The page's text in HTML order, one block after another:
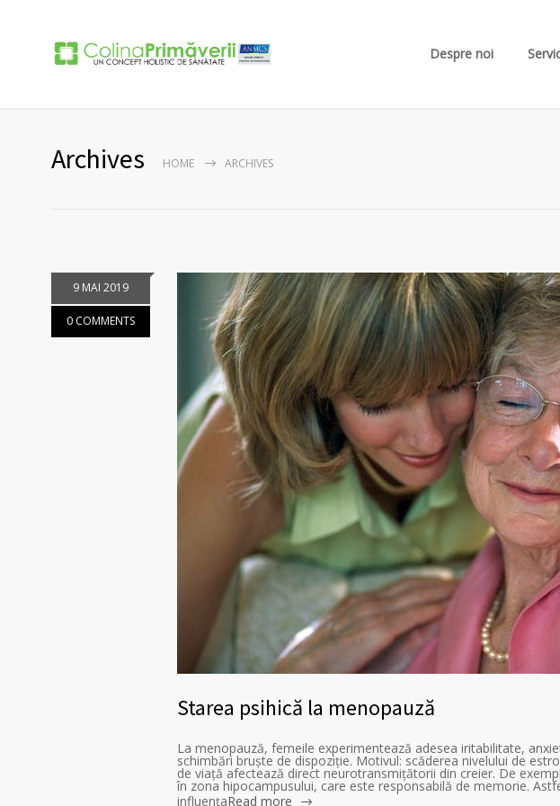
Despre noi
Archives HOME ARCHIVES
9 MAI 2019
0 COMMENTS
Starea psihică la menopauză
La menopauză, femeile experimentează adesea iritabilitate,
schimbări bruște de dispoziție. Motivul: scăderea nivelului de
de viață afectează direct neurotransmițătorii din creier. De
în zona hipocampusului, care este responsabilă de memorie.
influențaRead more